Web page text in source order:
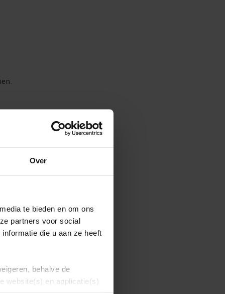
Over
te bieden en om ons
partners voor social
die u aan ze heeft
behalve de
website(s) en applicatie(s)